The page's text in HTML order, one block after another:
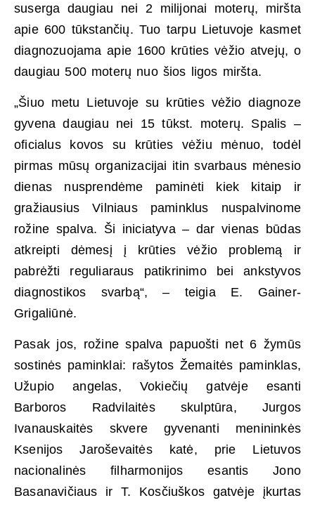
suserga daugiau nei 2 milijonai moterų, miršta
apie 600 tūkstančių. Tuo tarpu Lietuvoje kasmet
diagnozuojama apie 1600 krūties vėžio atvejų, o
daugiau 500 moterų nuo šios ligos miršta.
„Šiuo metu Lietuvoje su krūties vėžio diagnoze
gyvena daugiau nei 15 tūkst. moterų. Spalis –
oficialus kovos su krūties vėžiu mėnuo, todėl
pirmas mūsų organizacijai itin svarbaus mėnesio
dienas nusprendėme paminėti kiek kitaip ir
gražiausius Vilniaus paminklus nuspalvinome
rožine spalva. Ši iniciatyva – dar vienas būdas
atkreipti dėmesį į krūties vėžio problemą ir
pabrėžti reguliaraus patikrinimo bei ankstyvos
diagnostikos svarbą“, – teigia E. Gainer-
Grigaliūnė.
Pasak jos, rožine spalva papuošti net 6 žymūs
sostinės paminklai: rašytos Žemaitės paminklas,
Užupio angelas, Vokiečių gatvėje esanti
Barboros Radvilaitės skulptūra, Jurgos
Ivanauskaitės skvere gyvenanti menininkės
Ksenijos Jaroševaitės katė, prie Lietuvos
nacionalinės filharmonijos esantis Jono
Basanavičiaus ir T. Kosčiuškos gatvėje įkurtas